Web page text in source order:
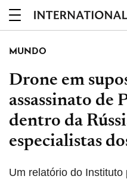
MUNDO
Drone em
assassinato de
dentro da
especialistas
Um relatório do